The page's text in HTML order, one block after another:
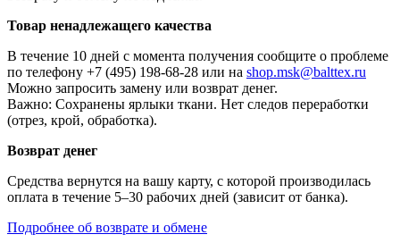
Товар ненадлежащего качества
В течение 10 дней с момента получения сообщите о проблеме
по телефону +7 (495) 198-68-28 или на shop.msk@balttex.ru
Можно запросить замену или возврат денег.
Важно: Сохранены ярлыки ткани. Нет следов переработки
(отрез, крой, обработка).
Возврат денег
Средства вернутся на вашу карту, с которой производилась
оплата в течение 5–30 рабочих дней (зависит от банка).
Подробнее об возврате и обмене